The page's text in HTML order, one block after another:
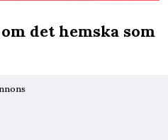
det hemska som